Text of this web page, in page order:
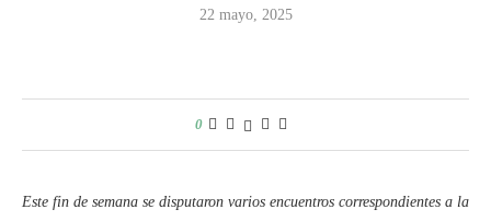
22 mayo, 2025
0
Este fin de semana se disputaron varios encuentros correspondientes a la